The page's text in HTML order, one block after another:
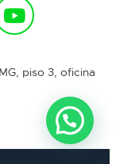
piso 3, oficina